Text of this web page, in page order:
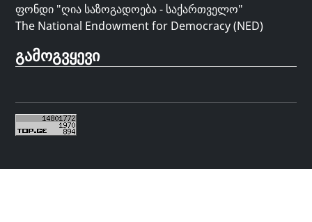
ფონდი "ღია საზოგადოება - საქართველო"
The National Endowment for Democracy (NED)
გამოგვყევი